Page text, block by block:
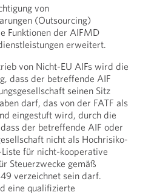
von
(Outsourcing)
Funktionen der AIFMD
erweitert.
von Nicht-EU AIFs wird die
dass der betreffende AIF
seinen Sitz
darf, das von der FATF als
eingestuft wird, durch die
der betreffende AIF oder
nicht als Hochrisiko-
für nicht-kooperative
Steuerzwecke gemäß
verzeichnet sein darf.
eine qualifizierte